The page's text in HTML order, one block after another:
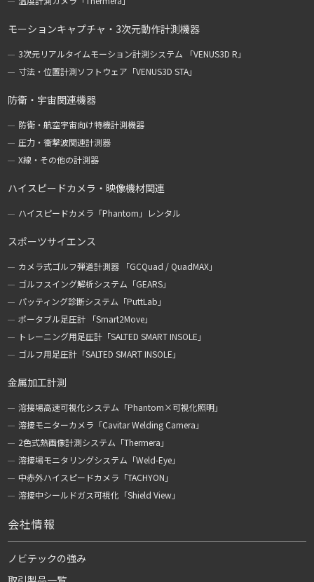
モーションキャプチャ・3次元動作計測機器
3次元リアルタイムモーション計測システム 「VENUS3D R」
寸法・位置計測ソフトウェア「VENUS3D STA」
防衛・宇宙関連機器
防衛・航空宇宙向け特機計測機器
圧力・衝撃波関連計測器
X線・その他の計測器
ハイスピードカメラ・映像機材関連
ハイスピードカメラ「Phantom」レンタル
スポーツサイエンス
カメラ式ゴルフ弾道計測器 「GCQuad / QuadMAX」
ゴルフスイング解析システム「GEARS」
パッティング診断システム「PuttLab」
ポータブル足圧計 「Smart2Move」
トレーニング用足圧計「SALTED SMART INSOLE」
ゴルフ用足圧計「SALTED SMART INSOLE」
金属加工計測
溶接場高速可視化システム「Phantom×可視化照明」
溶接モニターカメラ「Cavitar Welding Camera」
2色式熱画像計測システム「Thermera」
溶接場モニタリングシステム「Weld-Eye」
中赤外ハイスピードカメラ「TACHYON」
溶接中シールドガス可視化「Shield View」
会社情報
ノビテックの強み